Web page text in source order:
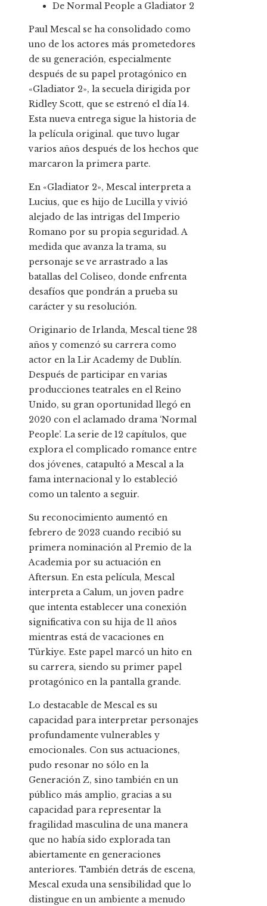
De Normal People a Gladiator 2
Paul Mescal se ha consolidado como
uno de los actores más prometedores
de su generación, especialmente
después de su papel protagónico en
«Gladiator 2», la secuela dirigida por
Ridley Scott, que se estrenó el día 14.
Esta nueva entrega sigue la historia de
la película original. que tuvo lugar
varios años después de los hechos que
marcaron la primera parte.
En «Gladiator 2», Mescal interpreta a
Lucius, que es hijo de Lucilla y vivió
alejado de las intrigas del Imperio
Romano por su propia seguridad. A
medida que avanza la trama, su
personaje se ve arrastrado a las
batallas del Coliseo, donde enfrenta
desafíos que pondrán a prueba su
carácter y su resolución.
Originario de Irlanda, Mescal tiene 28
años y comenzó su carrera como
actor en la Lir Academy de Dublín.
Después de participar en varias
producciones teatrales en el Reino
Unido, su gran oportunidad llegó en
2020 con el aclamado drama ‘Normal
People’. La serie de 12 capítulos, que
explora el complicado romance entre
dos jóvenes, catapultó a Mescal a la
fama internacional y lo estableció
como un talento a seguir.
Su reconocimiento aumentó en
febrero de 2023 cuando recibió su
primera nominación al Premio de la
Academia por su actuación en
Aftersun. En esta película, Mescal
interpreta a Calum, un joven padre
que intenta establecer una conexión
significativa con su hija de 11 años
mientras está de vacaciones en
Türkiye. Este papel marcó un hito en
su carrera, siendo su primer papel
protagónico en la pantalla grande.
Lo destacable de Mescal es su
capacidad para interpretar personajes
profundamente vulnerables y
emocionales. Con sus actuaciones,
pudo resonar no sólo en la
Generación Z, sino también en un
público más amplio, gracias a su
capacidad para representar la
fragilidad masculina de una manera
que no había sido explorada tan
abiertamente en generaciones
anteriores. También detrás de escena,
Mescal exuda una sensibilidad que lo
distingue en un ambiente a menudo